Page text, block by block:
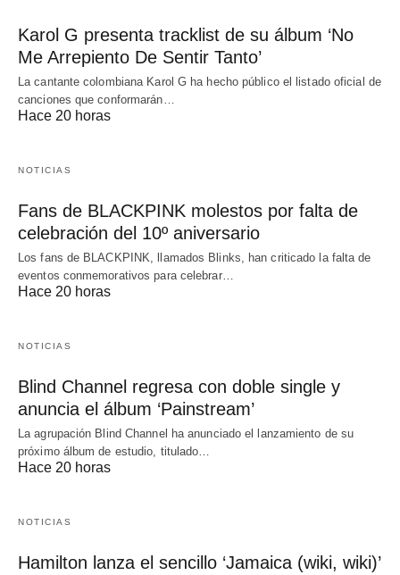
Karol G presenta tracklist de su álbum ‘No
Me Arrepiento De Sentir Tanto’
La cantante colombiana Karol G ha hecho público el listado oficial de
canciones que conformarán…
Hace 20 horas
NOTICIAS
Fans de BLACKPINK molestos por falta de
celebración del 10º aniversario
Los fans de BLACKPINK, llamados Blinks, han criticado la falta de
eventos conmemorativos para celebrar…
Hace 20 horas
NOTICIAS
Blind Channel regresa con doble single y
anuncia el álbum ‘Painstream’
La agrupación Blind Channel ha anunciado el lanzamiento de su
próximo álbum de estudio, titulado…
Hace 20 horas
NOTICIAS
Hamilton lanza el sencillo ‘Jamaica (wiki, wiki)’